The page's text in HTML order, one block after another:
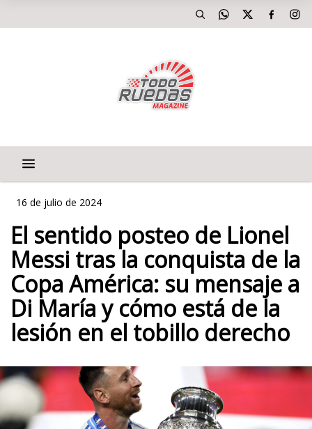
16 de julio de 2024
El sentido posteo de Lionel
Messi tras la conquista de la
Copa América: su mensaje a
Di María y cómo está de la
lesión en el tobillo derecho